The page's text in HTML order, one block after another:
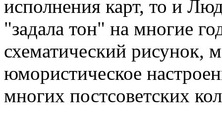
исполнения карт, то и
"задала тон" на многие
схематический рисунок,
юмористическое
многих постсоветских